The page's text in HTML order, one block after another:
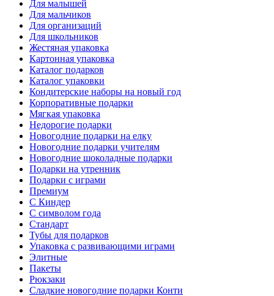
Для малышей
Для мальчиков
Для организаций
Для школьников
Жестяная упаковка
Картонная упаковка
Каталог подарков
Каталог упаковки
Кондитерские наборы на новый год
Корпоративные подарки
Мягкая упаковка
Недорогие подарки
Новогодние подарки на елку
Новогодние подарки учителям
Новогодние шоколадные подарки
Подарки на утренник
Подарки с играми
Премиум
С Киндер
С символом года
Стандарт
Тубы для подарков
Упаковка с развивающими играми
Элитные
Пакеты
Рюкзаки
Сладкие новогодние подарки Конти